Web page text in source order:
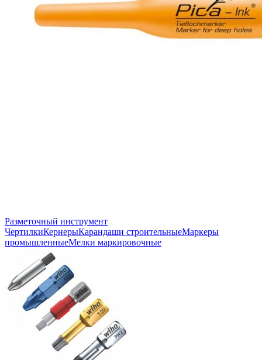
Разметочный инструмент
ЧертилкиКернерыКарандаши строительныеМаркеры
промышленныеМелки маркировочные